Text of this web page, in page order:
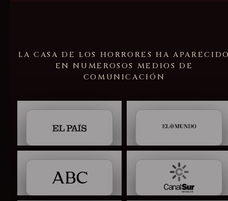
LA CASA DE LOS HORRORES HA
EN NUMEROSOS MEDIOS DE
COMUNICACIÓN